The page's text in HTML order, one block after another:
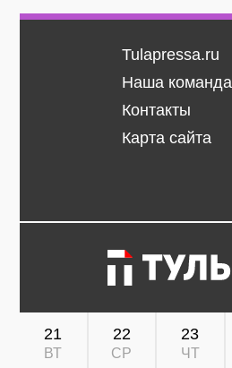
Tulapressa.ru
Наша команда
Контакты
Карта сайта
21
ВТ
22
СР
23
ЧТ